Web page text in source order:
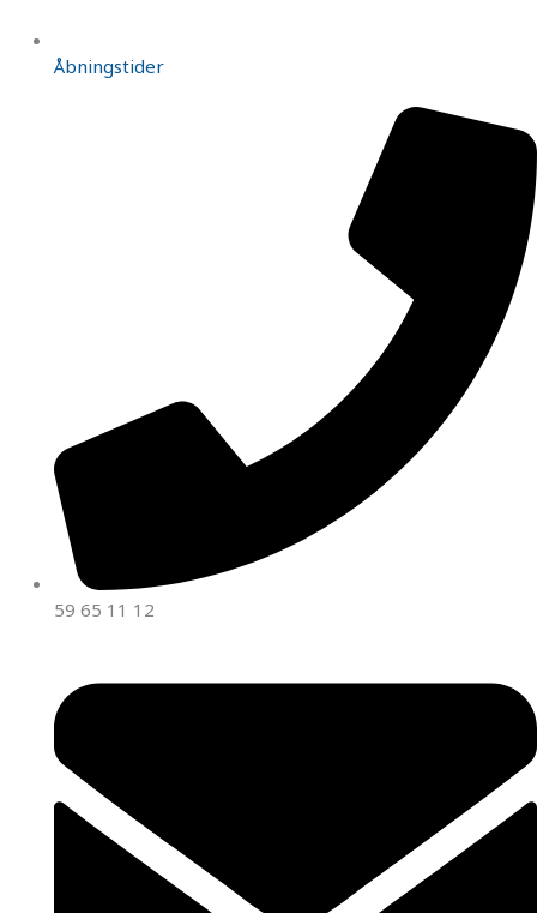
Åbningstider
59 65 11 12